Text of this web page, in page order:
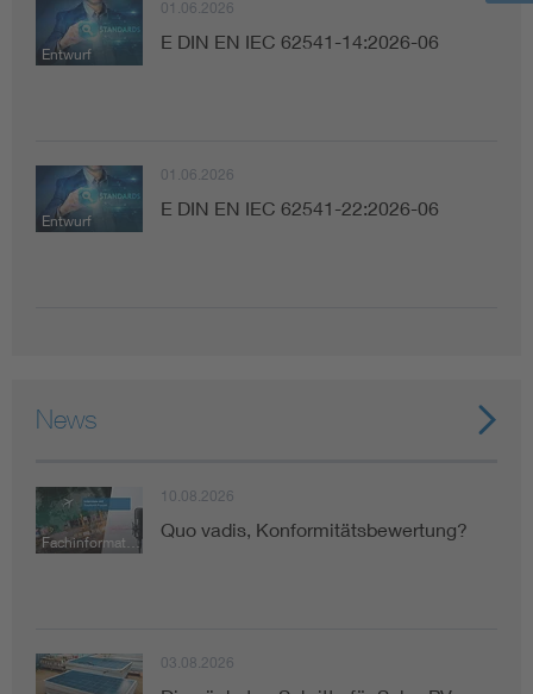
Entwurf
01.06.2026
E DIN EN IEC 62541-14:2026-06
Entwurf
01.06.2026
E DIN EN IEC 62541-22:2026-06
News
Fachinformation
10.08.2026
Quo vadis, Konformitätsbewertung?
03.08.2026